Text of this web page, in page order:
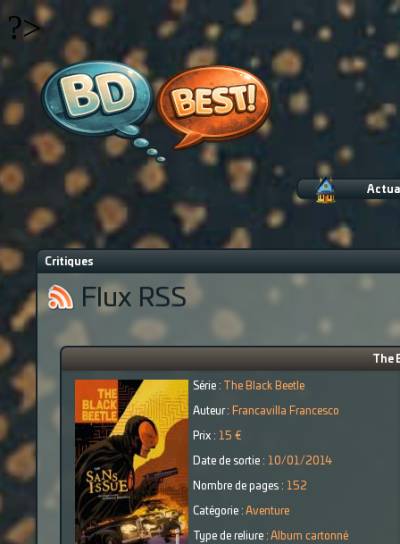
?>
Critiques
Flux RSS
The
Série : The Black Beetle
Auteur : Francavilla Francesco
Prix : 15 €
Date de sortie : 10/01/2014
Nombre de pages : 152
Catégorie : Aventure
Type de reliure : Album cartonné